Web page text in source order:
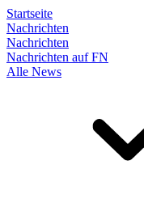
Startseite
Nachrichten
Nachrichten
Nachrichten auf FN
Alle News